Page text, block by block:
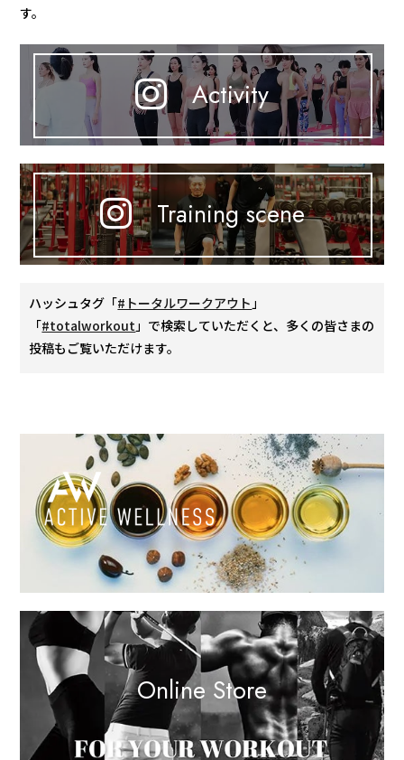
す。
Activity
Training scene
ハッシュタグ「#トータルワークアウト」
「#totalworkout」で検索していただくと、多くの皆さまの
投稿もご覧いただけます。
Online Store